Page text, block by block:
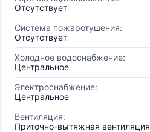
Отсутствует
Система пожаротушения:
Отсутствует
Холодное водоснабжение:
Центральное
Электроснабжение:
Центральное
Вентиляция:
Приточно-вытяжная вентиляция